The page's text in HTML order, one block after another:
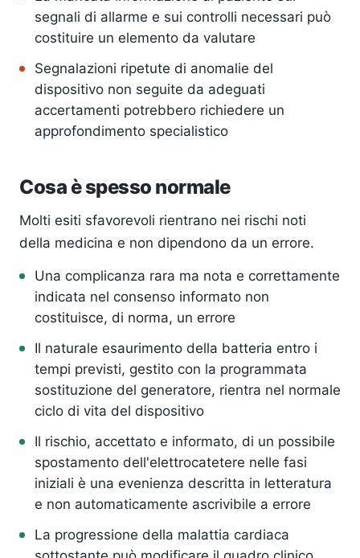
segnali di allarme e sui controlli necessari può
costituire un elemento da valutare
Segnalazioni ripetute di anomalie del
dispositivo non seguite da adeguati
accertamenti potrebbero richiedere un
approfondimento specialistico
Cosa è spesso normale
Molti esiti sfavorevoli rientrano nei rischi noti
della medicina e non dipendono da un errore.
Una complicanza rara ma nota e correttamente
indicata nel consenso informato non
costituisce, di norma, un errore
Il naturale esaurimento della batteria entro i
tempi previsti, gestito con la programmata
sostituzione del generatore, rientra nel normale
ciclo di vita del dispositivo
Il rischio, accettato e informato, di un possibile
spostamento dell'elettrocatetere nelle fasi
iniziali è una evenienza descritta in letteratura
e non automaticamente ascrivibile a errore
La progressione della malattia cardiaca